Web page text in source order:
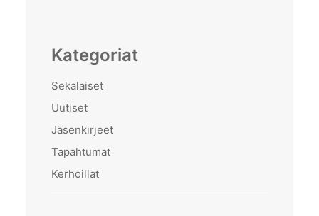
Kategoriat
Sekalaiset
Uutiset
Jäsenkirjeet
Tapahtumat
Kerhoillat